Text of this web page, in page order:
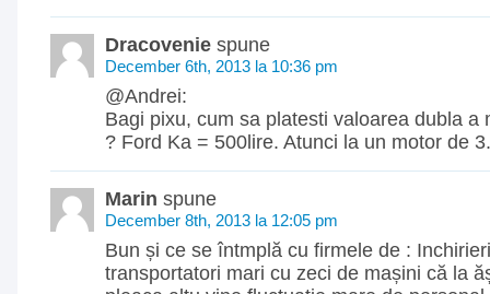
Dracovenie spune
December 6th, 2013 la 10:36 pm
@Andrei:
Bagi pixu, cum sa platesti valoarea dubla a
? Ford Ka = 500lire. Atunci la un motor de
Marin spune
December 8th, 2013 la 12:05 pm
Bun și ce se întmplă cu firmele de :
transportatori mari cu zeci de mașini că la